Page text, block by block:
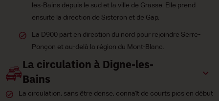
les-Bains depuis le sud et la ville de Grasse. Elle prend
ensuite la direction de Sisteron et de Gap.
La D900 part en direction du nord pour rejoindre Serre-
Ponçon et au-delà la région du Mont-Blanc.
La circulation à Digne-les-
Bains
La circulation, sans être dense, connaît de courts pics en début